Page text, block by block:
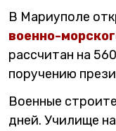
В Мариуполе
военно-
рассчитан на
поручению
Военные
дней. Училище